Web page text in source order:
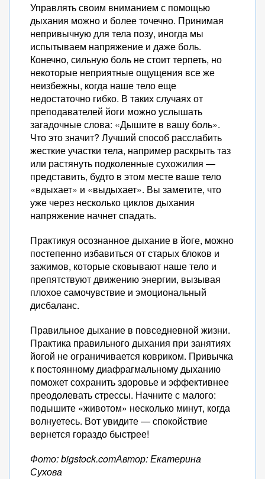
Управлять своим вниманием с помощью
дыхания можно и более точечно. Принимая
непривычную для тела позу, иногда мы
испытываем напряжение и даже боль.
Конечно, сильную боль не стоит терпеть, но
некоторые неприятные ощущения все же
неизбежны, когда наше тело еще
недостаточно гибко. В таких случаях от
преподавателей йоги можно услышать
загадочные слова: «Дышите в вашу боль».
Что это значит? Лучший способ расслабить
жесткие участки тела, например раскрыть таз
или растянуть подколенные сухожилия —
представить, будто в этом месте ваше тело
«вдыхает» и «выдыхает». Вы заметите, что
уже через несколько циклов дыхания
напряжение начнет спадать.
Практикуя осознанное дыхание в йоге, можно
постепенно избавиться от старых блоков и
зажимов, которые сковывают наше тело и
препятствуют движению энергии, вызывая
плохое самочувствие и эмоциональный
дисбаланс.
Правильное дыхание в повседневной жизни.
Практика правильного дыхания при занятиях
йогой не ограничивается ковриком. Привычка
к постоянному диафрагмальному дыханию
поможет сохранить здоровье и эффективнее
преодолевать стрессы. Начните с малого:
подышите «животом» несколько минут, когда
волнуетесь. Вот увидите — спокойствие
вернется гораздо быстрее!
Фото: bigstock.comАвтор: Екатерина
Сухова